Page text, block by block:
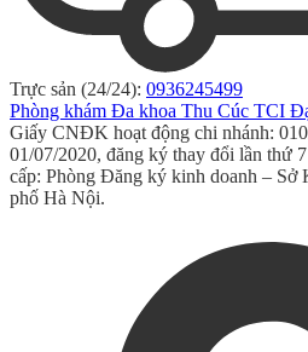
Trực sản (24/24): 0936245499
Phòng khám Đa khoa Thu Cúc TCI
Giấy CNĐK hoạt động chi nhánh:
01/07/2020, đăng ký thay đổi lần thứ
cấp: Phòng Đăng ký kinh doanh – Sở
phố Hà Nội.